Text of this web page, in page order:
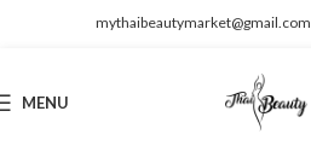
mythaibeautymarket@gmail.com
MENU